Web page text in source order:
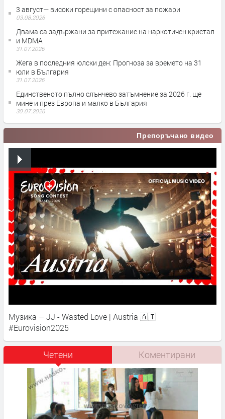
3 август— високи горещини с опасност за пожари
03.08.2026
Двама са задържани за притежание на наркотичен кристал
и MDMA
31.07.2026
Жега в последния юлски ден: Прогноза за времето на 31
юли в България
31.07.2026
Единственото пълно слънчево затъмнение за 2026 г. ще
мине и през Европа и малко в България
30.07.2026
Препоръчано видео
Музика – JJ - Wasted Love | Austria 🇦🇹
#Eurovision2025
Четени Коментирани